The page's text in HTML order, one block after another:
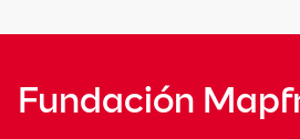
Fundación